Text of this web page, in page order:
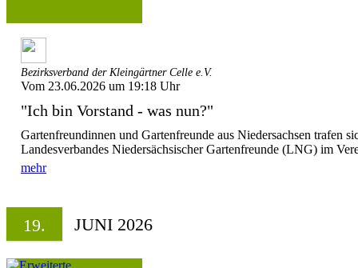
Bezirksverband der Kleingärtner Celle e.V.
Vom 23.06.2026 um 19:18 Uhr
"Ich bin Vorstand - was nun?"
Gartenfreundinnen und Gartenfreunde aus Niedersachsen trafen
Landesverbandes Niedersächsischer Gartenfreunde (LNG) im
mehr
19. JUNI 2026